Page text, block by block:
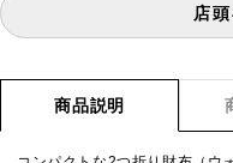
店
商品説明